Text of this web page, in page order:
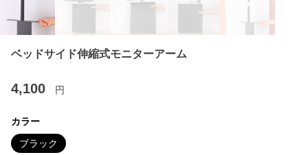
ベッドサイド伸縮式モニターアーム
4,100 円
カラー
ブラック